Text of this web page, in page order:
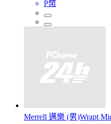
P幣
Merrell 邁樂 (男)Wrapt